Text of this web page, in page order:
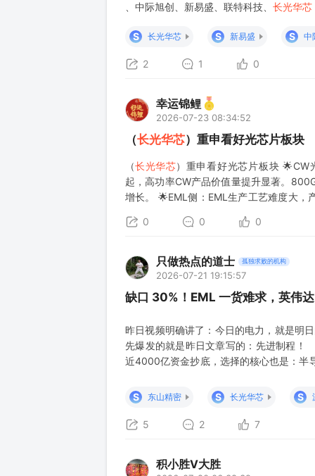
、中际旭创、新易盛、联特科技、 长光华芯
S 长光华芯 S 新易盛 S 中
2 1 0
幸运锦鲤
2026-07-23 08:34:52
（长光华芯）重申看好光芯片板块
（长光华芯）重申看好光芯片板块 🌟CW
起，高功率CW产品价值量提升显著。
增长。 🌟EML侧：EML生产工艺难度大，
0 0 0
只做热点的道士 孤独求败的机构
2026-07-21 19:15:57
缺口 30%！EML 一货难求，英伟
昨日视频明确讲了：今日的电力，就是明
先爆发的就是昨日文章写的：先进制程！
近4000亿资金抄底，选择的核心也是：半
EML芯片！ 而且这个不是现在才讲，今
下一个
S 东山精密 S 长光华芯 S
5 2 7
积小胜V大胜